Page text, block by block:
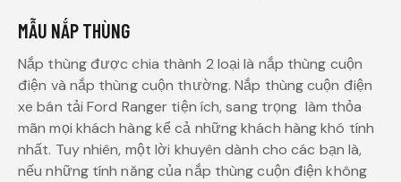
MẪU NẮP THÙNG
Nắp thùng được chia thành 2 loại là nắp thùng cuộn
điện và nắp thùng cuộn thường. Nắp thùng cuộn điện
xe bán tải Ford Ranger tiện ích, sang trọng làm thỏa
mãn mọi khách hàng kể cả những khách hàng khó tính
nhất. Tuy nhiên, một lời khuyên dành cho các bạn là,
nếu những tính năng của nắp thùng cuộn điện không